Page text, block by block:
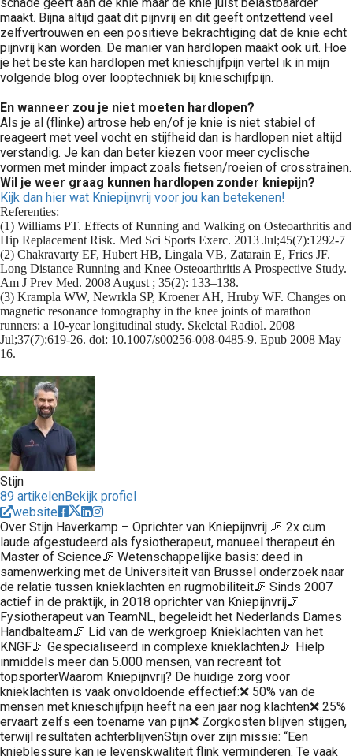
maakt. Bijna altijd gaat dit pijnvrij en dit geeft ontzettend veel
zelfvertrouwen en een positieve bekrachtiging dat de knie echt
pijnvrij kan worden. De manier van hardlopen maakt ook uit. Hoe
je het beste kan hardlopen met knieschijfpijn vertel ik in mijn
volgende blog over looptechniek bij knieschijfpijn.
En wanneer zou je niet moeten hardlopen?
Als je al (flinke) artrose heb en/of je knie is niet stabiel of
reageert met veel vocht en stijfheid dan is hardlopen niet altijd
verstandig. Je kan dan beter kiezen voor meer cyclische
vormen met minder impact zoals fietsen/roeien of crosstrainen.
Wil je weer graag kunnen hardlopen zonder kniepijn?
Kijk dan hier wat Kniepijnvrij voor jou kan betekenen!
Referenties:
(1) Williams PT. Effects of Running and Walking on Osteoarthritis and
Hip Replacement Risk. Med Sci Sports Exerc. 2013 Jul;45(7):1292-7
(2) Chakravarty EF, Hubert HB, Lingala VB, Zatarain E, Fries JF.
Long Distance Running and Knee Osteoarthritis A Prospective Study.
Am J Prev Med. 2008 August ; 35(2): 133–138.
(3) Krampla WW, Newrkla SP, Kroener AH, Hruby WF. Changes on
magnetic resonance tomography in the knee joints of marathon
runners: a 10-year longitudinal study. Skeletal Radiol. 2008
Jul;37(7):619-26. doi: 10.1007/s00256-008-0485-9. Epub 2008 May
16.
Stijn
89 artikelenBekijk profiel
website
Over Stijn Haverkamp – Oprichter van Kniepijnvrij 🦵 2x cum
laude afgestudeerd als fysiotherapeut, manueel therapeut én
Master of Science🦵 Wetenschappelijke basis: deed in
samenwerking met de Universiteit van Brussel onderzoek naar
de relatie tussen knieklachten en rugmobiliteit🦵 Sinds 2007
actief in de praktijk, in 2018 oprichter van Kniepijnvrij🦵
Fysiotherapeut van TeamNL, begeleidt het Nederlands Dames
Handbalteam🦵 Lid van de werkgroep Knieklachten van het
KNGF🦵 Gespecialiseerd in complexe knieklachten🦵 Hielp
inmiddels meer dan 5.000 mensen, van recreant tot
topsporterWaarom Kniepijnvrij? De huidige zorg voor
knieklachten is vaak onvoldoende effectief:❌ 50% van de
mensen met knieschijfpijn heeft na een jaar nog klachten❌ 25%
ervaart zelfs een toename van pijn❌ Zorgkosten blijven stijgen,
terwijl resultaten achterblijvenStijn over zijn missie: “Een
knieblessure kan je levenskwaliteit flink verminderen. Te vaak